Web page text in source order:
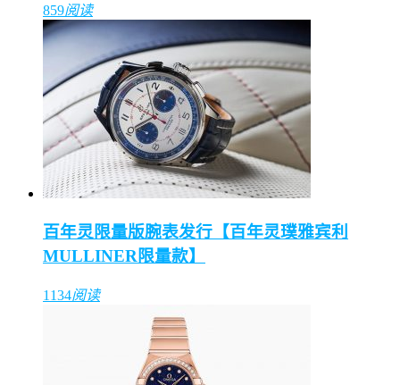
859阅读
百年灵限量版腕表发行【百年灵璞雅宾利
MULLINER限量款】
1134阅读